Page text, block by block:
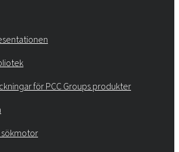
för PCC Groups produkter
sökmotor